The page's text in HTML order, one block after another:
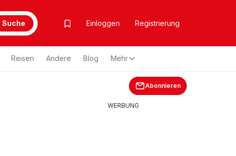
Suche Einloggen Registrierung
Reisen Andere Blog Mehr
Abonnieren
WERBUNG